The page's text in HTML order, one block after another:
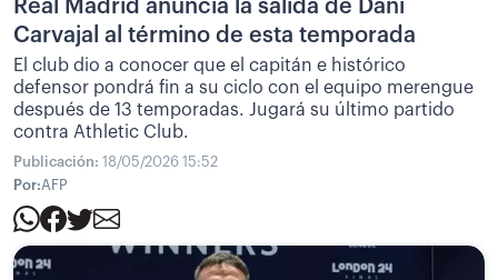
Real Madrid anuncia la salida de Dani
Carvajal al término de esta temporada
El club dio a conocer que el capitán e histórico
defensor pondrá fin a su ciclo con el equipo merengue
después de 13 temporadas. Jugará su último partido
contra Athletic Club.
Publicación: 18/05/2026 15:52
Por:AFP